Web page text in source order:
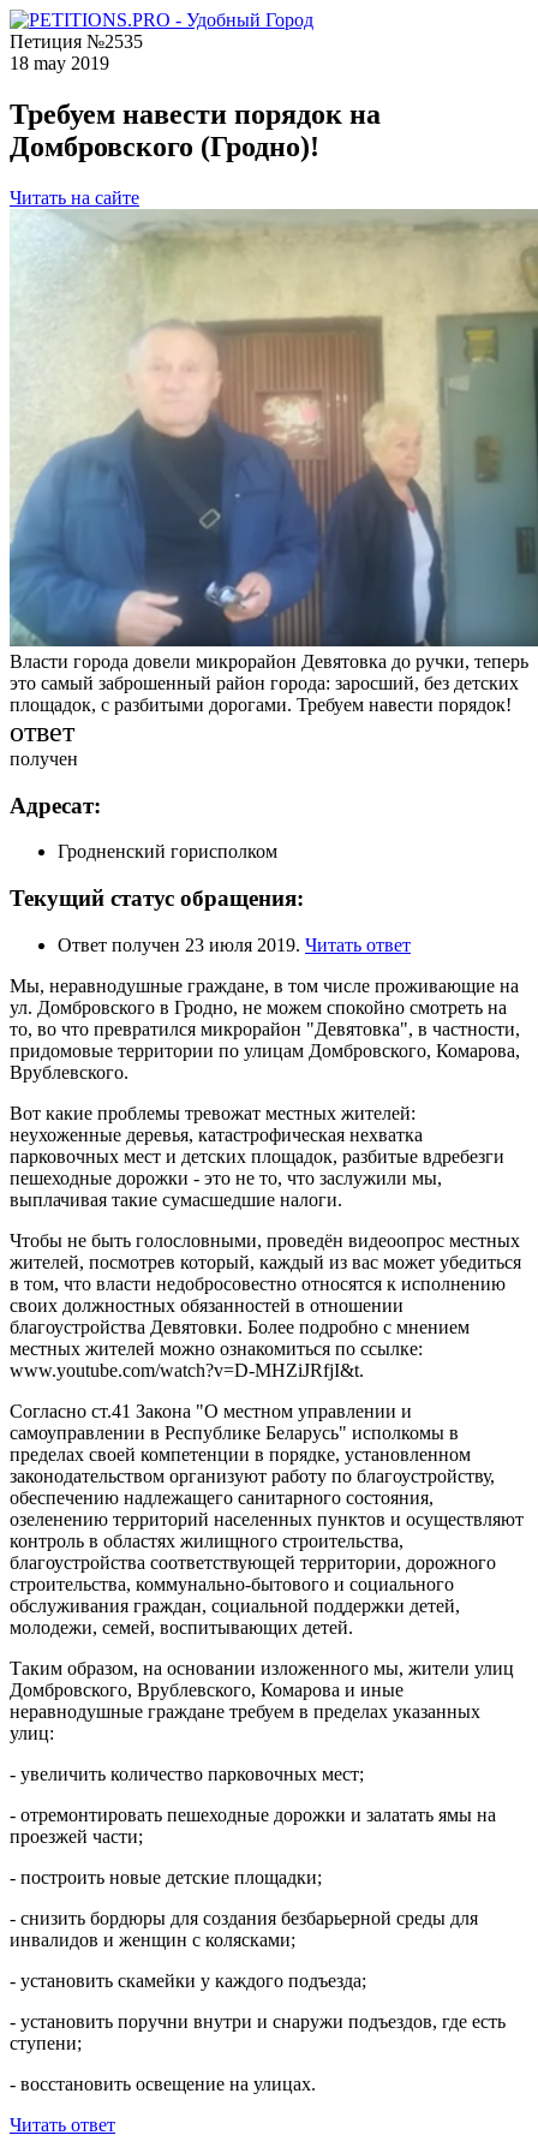
Петиция №2535
18 may 2019
Требуем навести порядок на
Домбровского (Гродно)!
Читать на сайте
Власти города довели микрорайон Девятовка до ручки, теперь
это самый заброшенный район города: заросший, без детских
площадок, с разбитыми дорогами. Требуем навести порядок!
ответ
получен
Адресат:
Гродненский горисполком
Текущий статус обращения:
Ответ получен 23 июля 2019. Читать ответ
Мы, неравнодушные граждане, в том числе проживающие на
ул. Домбровского в Гродно, не можем спокойно смотреть на
то, во что превратился микрорайон "Девятовка", в частности,
придомовые территории по улицам Домбровского, Комарова,
Врублевского.
Вот какие проблемы тревожат местных жителей:
неухоженные деревья, катастрофическая нехватка
парковочных мест и детских площадок, разбитые вдребезги
пешеходные дорожки - это не то, что заслужили мы,
выплачивая такие сумасшедшие налоги.
Чтобы не быть голословными, проведён видеоопрос местных
жителей, посмотрев который, каждый из вас может убедиться
в том, что власти недобросовестно относятся к исполнению
своих должностных обязанностей в отношении
благоустройства Девятовки. Более подробно с мнением
местных жителей можно ознакомиться по ссылке:
www.youtube.com/watch?v=D-MHZiJRfjI&t.
Согласно ст.41 Закона "О местном управлении и
самоуправлении в Республике Беларусь" исполкомы в
пределах своей компетенции в порядке, установленном
законодательством организуют работу по благоустройству,
обеспечению надлежащего санитарного состояния,
озеленению территорий населенных пунктов и осуществляют
контроль в областях жилищного строительства,
благоустройства соответствующей территории, дорожного
строительства, коммунально-бытового и социального
обслуживания граждан, социальной поддержки детей,
молодежи, семей, воспитывающих детей.
Таким образом, на основании изложенного мы, жители улиц
Домбровского, Врублевского, Комарова и иные
неравнодушные граждане требуем в пределах указанных
улиц:
- увеличить количество парковочных мест;
- отремонтировать пешеходные дорожки и залатать ямы на
проезжей части;
- построить новые детские площадки;
- снизить бордюры для создания безбарьерной среды для
инвалидов и женщин с колясками;
- установить скамейки у каждого подъезда;
- установить поручни внутри и снаружи подъездов, где есть
ступени;
- восстановить освещение на улицах.
Читать ответ